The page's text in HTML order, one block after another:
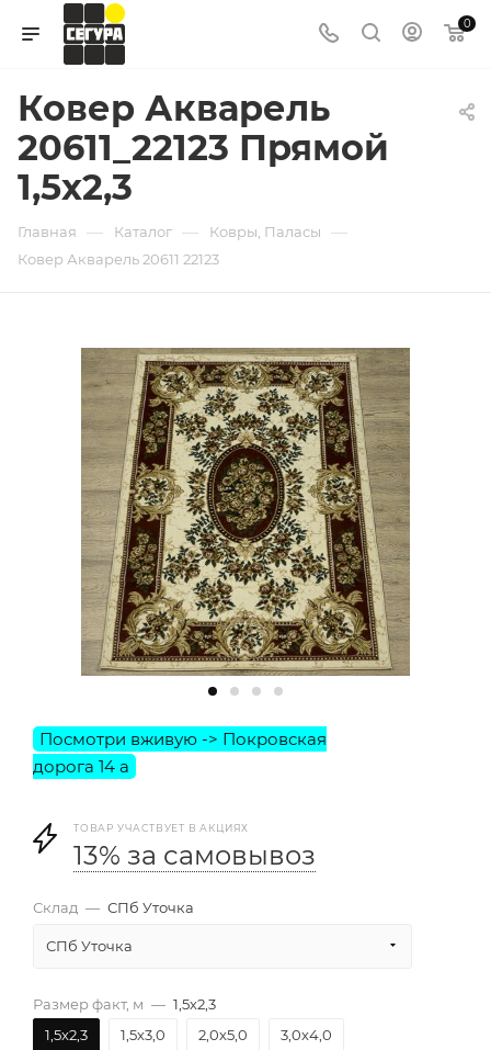
0
Ковер Акварель
20611_22123 Прямой
1,5х2,3
Главная — Каталог — Ковры, Паласы —
Ковер Акварель 20611 22123
ТОВАР УЧАСТВУЕТ В АКЦИЯХ
13% за самовывоз
Склад — СПб Уточка
СПб Уточка
Размер факт, м — 1,5х2,3
1,5х2,3
1,5х3,0 2,0х5,0 3,0х4,0